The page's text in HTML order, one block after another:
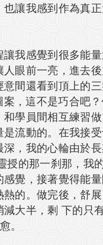
讓我感到作為真
我感覺到很多能
眼前一亮，進去
間還看到頂上的
案，這不是巧合吧
學員間相互練習做
流動的。在我接
，我的心輪由於
授的那一刹那，我
覺，接著覺得能
的。做完後，舒展
大半，剩 下的只
。